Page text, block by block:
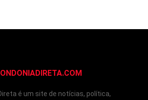
é um site de notícias, política,